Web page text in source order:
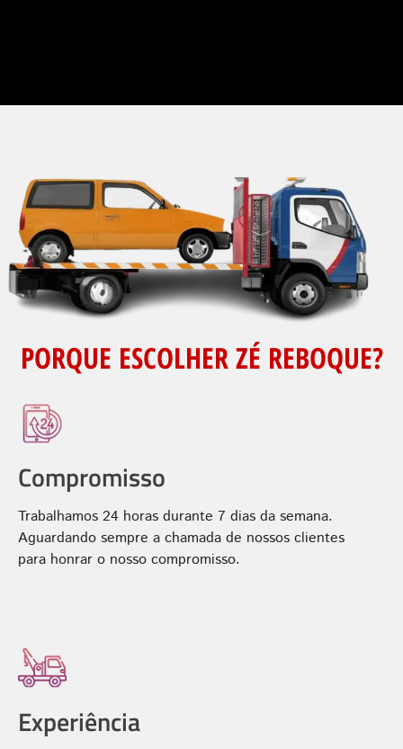
PORQUE ESCOLHER ZÉ REBOQUE?
Compromisso
Trabalhamos 24 horas durante 7 dias da semana.
Aguardando sempre a chamada de nossos clientes
para honrar o nosso compromisso.
Experiência